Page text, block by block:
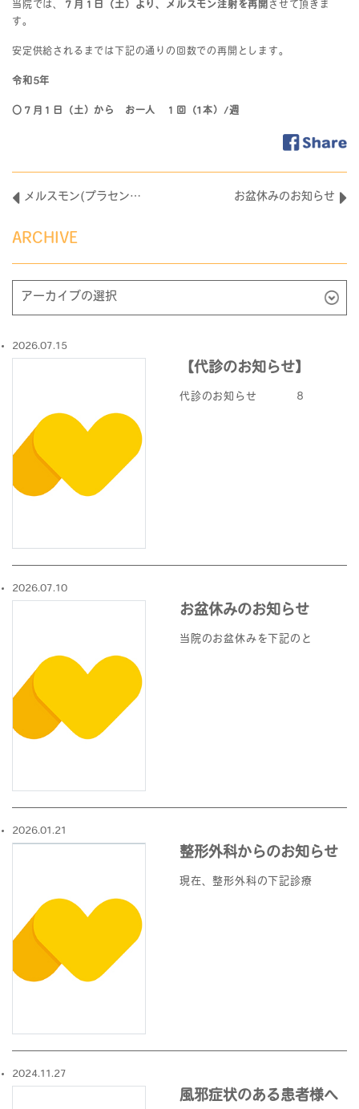
当院では、 ７月１日（土）より、メルスモン注射を再開 させて頂きま
す。
安定供給されるまでは下記の通りの回数での再開とします。
令和5年
〇７月１日（土）から お一人 １回（1本）/週
メルスモン(プラセンタ)注射剤の回数制限のお願い お盆休みのお知らせ
ARCHIVE
2026.07.15
【代診のお知らせ】
代診のお知らせ ８
2026.07.10
お盆休みのお知らせ
当院のお盆休みを下記のと
2026.01.21
整形外科からのお知らせ
現在、整形外科の下記診療
2024.11.27
風邪症状のある患者様へ